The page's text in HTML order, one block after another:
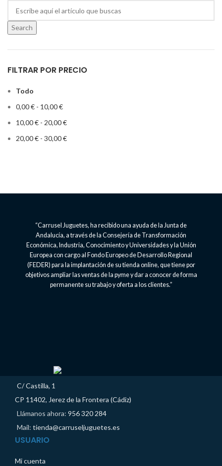
Search
FILTRAR POR PRECIO
Todo
0,00€ - 10,00€
10,00€ - 20,00€
20,00€ - 30,00€
“Carrusel Juguetes, ha recibido una ayuda de la Junta de
Andalucía, a través de la Consejería de Transformación
Económica, Industria, Conocimiento y Universidades y la Unión
Europea con cargo al Fondo Europeo de Desarrollo Regional
(FEDER) para la implantación de su tienda online, que tiene por
objetivos ampliar las ventas de la pyme y dar a conocer de forma
permanente su trabajo y oferta a los clientes.”
C/ Castilla, 1
CP 11402, Jerez de la Frontera (Cádiz)
Llámanos ahora: 956 320 284
Mail: tienda@carruseljuguetes.es
USUARIO
Mi cuenta